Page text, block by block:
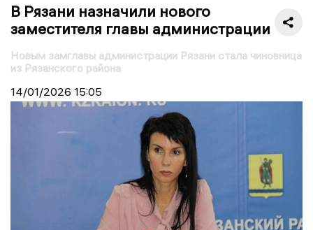
В Рязани назначили нового
заместителя главы администрации
Новым замглавы администрации Рязани стала чиновница
из Рязанского района
14/01/2026 15:05